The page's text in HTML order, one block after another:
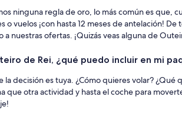
ninguna regla de oro, lo más común es que,
o vuelos ¡con hasta 12 meses de antelación!
a nuestras ofertas. ¡Quizás veas alguna de
de Rei, ¿qué puedo incluir en mi
la decisión es tuya. ¿Cómo quieres volar?
que otra actividad y hasta el coche para